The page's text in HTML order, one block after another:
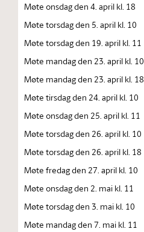
Møte onsdag den 4. april kl. 18
Møte torsdag den 5. april kl. 10
Møte torsdag den 19. april kl. 11
Møte mandag den 23. april kl. 10
Møte mandag den 23. april kl. 18
Møte tirsdag den 24. april kl. 10
Møte onsdag den 25. april kl. 11
Møte torsdag den 26. april kl. 10
Møte torsdag den 26. april kl. 18
Møte fredag den 27. april kl. 10
Møte onsdag den 2. mai kl. 11
Møte torsdag den 3. mai kl. 10
Møte mandag den 7. mai kl. 11